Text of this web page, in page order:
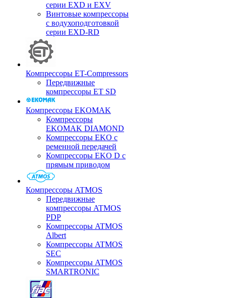
серии EXD и EXV
Винтовые компрессоры
с водухоподготовкой
серии EXD-RD
Компрессоры ET-Compressors
Передвижные
компрессоры ET SD
Компрессоры EKOMAK
Компрессоры
EKOMAK DIAMOND
Компрессоры EKO c
ременной передачей
Компрессоры EKO D с
прямым приводом
Компрессоры ATMOS
Передвижные
компрессоры ATMOS
PDP
Компрессоры ATMOS
Albert
Компрессоры ATMOS
SEC
Компрессоры ATMOS
SMARTRONIC